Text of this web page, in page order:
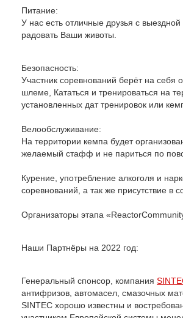
Питание:
У нас есть отличные друзья с
радовать Ваши животы.
Безопасность:
Участник соревнований берёт на себя
шлеме, Кататься и тренироваться на
установленных дат тренировок или
Велообслуживание:
На территории кемпа будет
желаемый стафф и не париться по
Курение, употребление алкоголя и
соревнований, а так же присутствие в
Организаторы этапа
Наши Партнёры на 2022 год:
Генеральный спонсор, компания
антифризов, автомасел, смазочных
SINTEC хорошо известны и